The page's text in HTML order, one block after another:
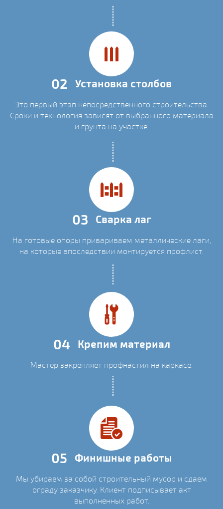
02 Установка столбов
Это первый этап непосредственного строительства.
Сроки и технология зависят от выбранного материала
и грунта на участке.
03 Сварка лаг
На готовые опоры привариваем металлические лаги,
на которые впоследствии монтируется профлист.
04 Крепим материал
Мастер закрепляет профнастил на каркасе.
05 Финишные работы
Мы убираем за собой строительный мусор и сдаем
ограду заказчику. Клиент подписывает акт
выполненных работ.